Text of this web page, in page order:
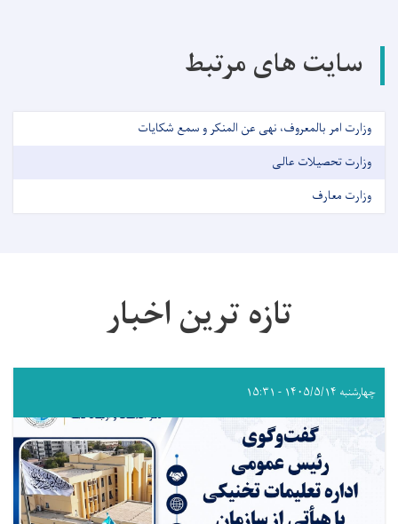
سایت های مرتبط
وزارت امر بالمعروف، نهی عن المنکر و سمع شکایات
وزارت تحصیلات عالی
وزارت معارف
تازه ترین اخبار
چهارشنبه ۱۴۰۵/۵/۱۴ - ۱۵:۳۱